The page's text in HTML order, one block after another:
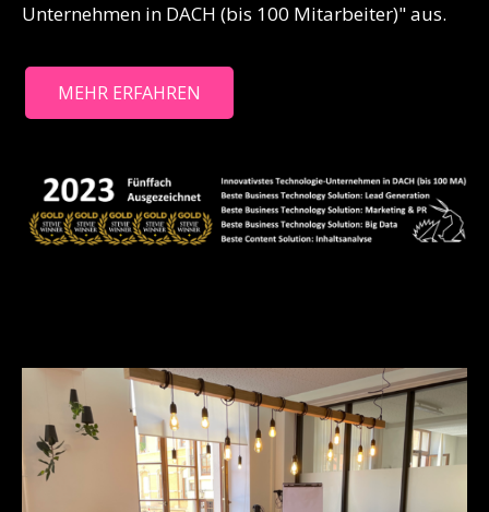
Unternehmen in DACH (bis 100 Mitarbeiter)" aus.
MEHR ERFAHREN